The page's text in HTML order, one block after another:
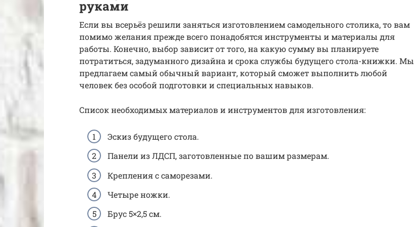
руками
Если вы всерьёз решили заняться изготовлением самодельного столика, то вам
помимо желания прежде всего понадобятся инструменты и материалы для
работы. Конечно, выбор зависит от того, на какую сумму вы планируете
потратиться, задуманного дизайна и срока службы будущего стола-книжки. Мы
предлагаем самый обычный вариант, который сможет выполнить любой
человек без особой подготовки и специальных навыков.
Список необходимых материалов и инструментов для изготовления:
Эскиз будущего стола.
Панели из ЛДСП, заготовленные по вашим размерам.
Крепления с саморезами.
Четыре ножки.
Брус 5×2,5 см.